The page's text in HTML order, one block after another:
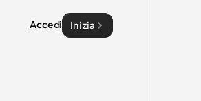
Accedi Inizia